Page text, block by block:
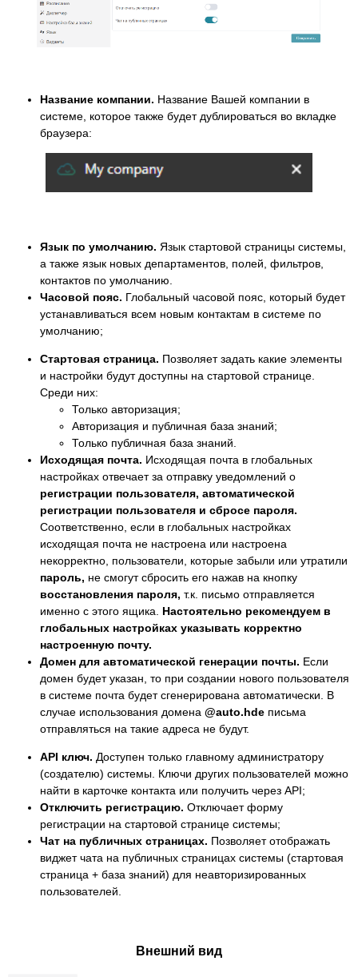
Название компании. Название Вашей компании в
системе, которое также будет дублироваться во вкладке
браузера:
Язык по умолчанию. Язык стартовой страницы системы,
а также язык новых департаментов, полей, фильтров,
контактов по умолчанию.
Часовой пояс. Глобальный часовой пояс, который будет
устанавливаться всем новым контактам в системе по
умолчанию;
Стартовая страница. Позволяет задать какие элементы
и настройки будут доступны на стартовой странице.
Среди них:
Только авторизация;
Авторизация и публичная база знаний;
Только публичная база знаний.
Исходящая почта. Исходящая почта в глобальных
настройках отвечает за отправку уведомлений о
регистрации пользователя, автоматической
регистрации пользователя и сбросе пароля.
Соответственно, если в глобальных настройках
исходящая почта не настроена или настроена
некорректно, пользователи, которые забыли или утратили
пароль, не смогут сбросить его нажав на кнопку
восстановления пароля, т.к. письмо отправляется
именно с этого ящика. Настоятельно рекомендуем в
глобальных настройках указывать корректно
настроенную почту.
Домен для автоматической генерации почты. Если
домен будет указан, то при создании нового пользователя
в системе почта будет сгенерирована автоматически. В
случае использования домена @auto.hde письма
отправляться на такие адреса не будут.
API ключ. Доступен только главному администратору
(создателю) системы. Ключи других пользователей можно
найти в карточке контакта или получить через API;
Отключить регистрацию. Отключает форму
регистрации на стартовой странице системы;
Чат на публичных страницах. Позволяет отображать
виджет чата на публичных страницах системы (стартовая
страница + база знаний) для неавторизированных
пользователей.
Внешний вид